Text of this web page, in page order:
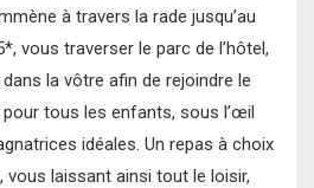
à travers la rade jusqu’au
vous traverser le parc de l’hôtel,
la vôtre afin de rejoindre le
pour tous les enfants, sous l’œil
idéales. Un repas à choix
laissant ainsi tout le loisir,